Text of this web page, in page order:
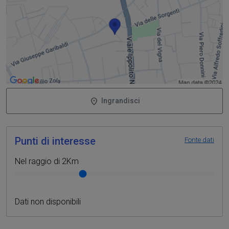
Ingrandisci
Punti di interesse Fonte dati
Nel raggio di 2Km
Punti di interesse nelle vicinanze
Dati non disponibili